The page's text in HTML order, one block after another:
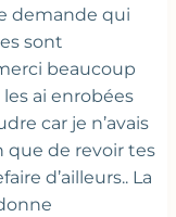
demande qui
sont
beaucoup
ai enrobées
car je n’avais
que de revoir tes
d’ailleurs.. La